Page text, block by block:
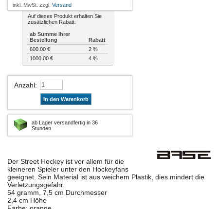
inkl. MwSt. zzgl. Versand
Auf dieses Produkt erhalten Sie
zusätzlichen Rabatt:
ab Summe Ihrer
Bestellung
Rabatt
600.00 €
2 %
1000.00 €
4 %
Anzahl:
In den Warenkorb
ab Lager versandfertig in 36
Stunden
Der Street Hockey ist vor allem für die
kleineren Spieler unter den Hockeyfans
geeignet. Sein Material ist aus weichem Plastik, dies mindert die
Verletzungsgefahr.
54 gramm, 7,5 cm Durchmesser
2,4 cm Höhe